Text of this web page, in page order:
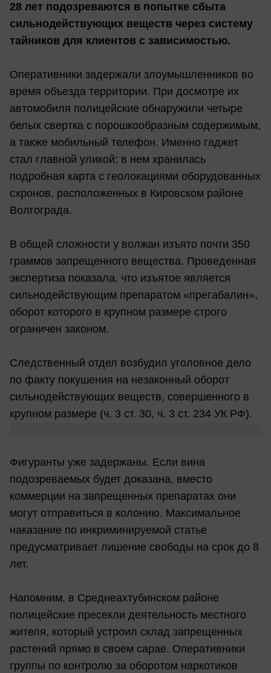
28 лет подозреваются в попытке сбыта
сильнодействующих веществ через систему
тайников для клиентов с зависимостью.
Оперативники задержали злоумышленников во
время объезда территории. При досмотре их
автомобиля полицейские обнаружили четыре
белых свертка с порошкообразным содержимым,
а также мобильный телефон. Именно гаджет
стал главной уликой: в нем хранилась
подробная карта с геолокациями оборудованных
схронов, расположенных в Кировском районе
Волгограда.
В общей сложности у волжан изъято почти 350
граммов запрещенного вещества. Проведенная
экспертиза показала, что изъятое является
сильнодействующим препаратом «прегабалин»,
оборот которого в крупном размере строго
ограничен законом.
Следственный отдел возбудил уголовное дело
по факту покушения на незаконный оборот
сильнодействующих веществ, совершенного в
крупном размере (ч. 3 ст. 30, ч. 3 ст. 234 УК РФ).
Фигуранты уже задержаны. Если вина
подозреваемых будет доказана, вместо
коммерции на запрещенных препаратах они
могут отправиться в колонию. Максимальное
наказание по инкриминируемой статье
предусматривает лишение свободы на срок до 8
лет.
Напомним, в Среднеахтубинском районе
полицейские пресекли деятельность местного
жителя, который устроил склад запрещенных
растений прямо в своем сарае. Оперативники
группы по контролю за оборотом наркотиков